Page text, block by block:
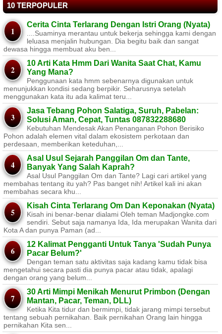
10 TERPOPULER
Cerita Cinta Terlarang Dengan Istri Orang (Nyata)
....Suaminya merantau untuk bekerja sehingga kami dengan
leluasa menjalin hubungan. Dia begitu baik dan sangat
dewasa hingga membuat aku ben...
10 Arti Kata Hmm Dari Wanita Saat Chat, Kamu
Yang Mana?
Penggunaan kata hmm sebenarnya digunakan untuk
menunjukkan kondisi sedang berpikir. Seharusnya setelah
menggunakan kata itu ada kalimat teru...
Jasa Tebang Pohon Salatiga, Suruh, Pabelan:
Solusi Aman, Cepat, Tuntas 087832288680
Kebutuhan Mendesak Akan Penanganan Pohon Berisiko ​
Pohon adalah elemen vital dalam ekosistem perkotaan dan
perdesaan, memberikan keteduhan,...
Asal Usul Sejarah Panggilan Om dan Tante,
Banyak Yang Salah Kaprah?
Asal Usul Panggilan Om dan Tante? Lagi cari artikel yang
membahas tentang itu yah? Pas banget nih! Artikel kali ini akan
membahas secara khu...
Kisah Cinta Terlarang Om Dan Keponakan (Nyata)
Kisah ini benar-benar dialami Oleh teman Madjongke.com
sendiri. Sebut saja namanya Ida, Ida merupakan Wanita dari
Kota A dan punya Paman (ad...
12 Kalimat Pengganti Untuk Tanya 'Sudah Punya
Pacar Belum?'
Dengan teman satu aktivitas saja kadang kamu tidak bisa
mengetahui secara pasti dia punya pacar atau tidak, apalagi
dengan orang yang belum...
30 Arti Mimpi Menikah Menurut Primbon (Dengan
Mantan, Pacar, Teman, DLL)
Ketika Kita tidur dan bermimpi, tidak jarang mimpi tersebut
tentang sebuah pernikahan. Baik pernikahan Orang lain hingga
pernikahan Kita sen...